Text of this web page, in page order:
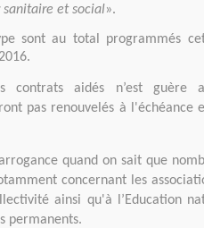
sanitaire et social».
sont au total programmés
contrats aidés n’est guère
pas renouvelés à l'échéance
quand on sait que
concernant les
ainsi qu'à l’Education
permanents.